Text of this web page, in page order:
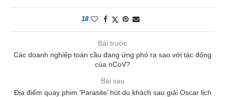
18
Bài trước
Các doanh nghiệp toàn cầu đang ứng phó ra sao với tác động
của nCoV?
Bài sau
Địa điểm quay phim ‘Parasite’ hút du khách sau giải Oscar lịch